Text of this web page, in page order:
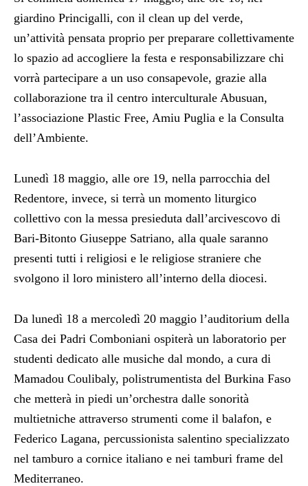
giardino Princigalli, con il clean up del verde,
un’attività pensata proprio per preparare collettivamente
lo spazio ad accogliere la festa e responsabilizzare chi
vorrà partecipare a un uso consapevole, grazie alla
collaborazione tra il centro interculturale Abusuan,
l’associazione Plastic Free, Amiu Puglia e la Consulta
dell’Ambiente.
Lunedì 18 maggio, alle ore 19, nella parrocchia del
Redentore, invece, si terrà un momento liturgico
collettivo con la messa presieduta dall’arcivescovo di
Bari-Bitonto Giuseppe Satriano, alla quale saranno
presenti tutti i religiosi e le religiose straniere che
svolgono il loro ministero all’interno della diocesi.
Da lunedì 18 a mercoledì 20 maggio l’auditorium della
Casa dei Padri Comboniani ospiterà un laboratorio per
studenti dedicato alle musiche dal mondo, a cura di
Mamadou Coulibaly, polistrumentista del Burkina Faso
che metterà in piedi un’orchestra dalle sonorità
multietniche attraverso strumenti come il balafon, e
Federico Lagana, percussionista salentino specializzato
nel tamburo a cornice italiano e nei tamburi frame del
Mediterraneo.